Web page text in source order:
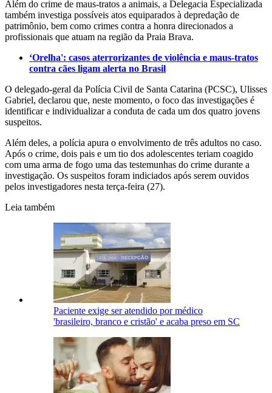
Além do crime de maus-tratos a animais, a Delegacia Especializada
também investiga possíveis atos equiparados à depredação de
patrimônio, bem como crimes contra a honra direcionados a
profissionais que atuam na região da Praia Brava.
‘Orelha': casos aterrorizantes de violência e maus-tratos
contra cães ligam alerta no Brasil
O delegado-geral da Polícia Civil de Santa Catarina (PCSC), Ulisses
Gabriel, declarou que, neste momento, o foco das investigações é
identificar e individualizar a conduta de cada um dos quatro jovens
suspeitos.
Além deles, a polícia apura o envolvimento de três adultos no caso.
Após o crime, dois pais e um tio dos adolescentes teriam coagido
com uma arma de fogo uma das testemunhas do crime durante a
investigação. Os suspeitos foram indiciados após serem ouvidos
pelos investigadores nesta terça-feira (27).
Leia também
Paciente exige ser atendido por médico
'brasileiro, branco e cristão' e acaba preso em SC